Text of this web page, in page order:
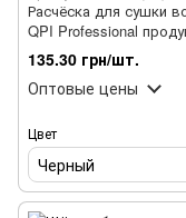
Расчёска для сушки
QPI Professional
РП-0037 (В6)
135.30 грн/шт.
Оптовые цены
Цвет
Черный